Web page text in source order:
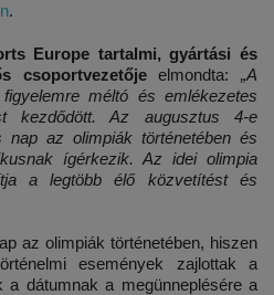
.
Europe tartalmi, gyártási és
csoportvezetője elmondta: „A
méltó és emlékezetes
Az augusztus 4-e
nap az olimpiák történetében és
ígérkezik. Az idei olimpia
a legtöbb élő közvetítést és
az olimpiák történetében, hiszen
események zajlottak a
a dátumnak a megünneplésére a